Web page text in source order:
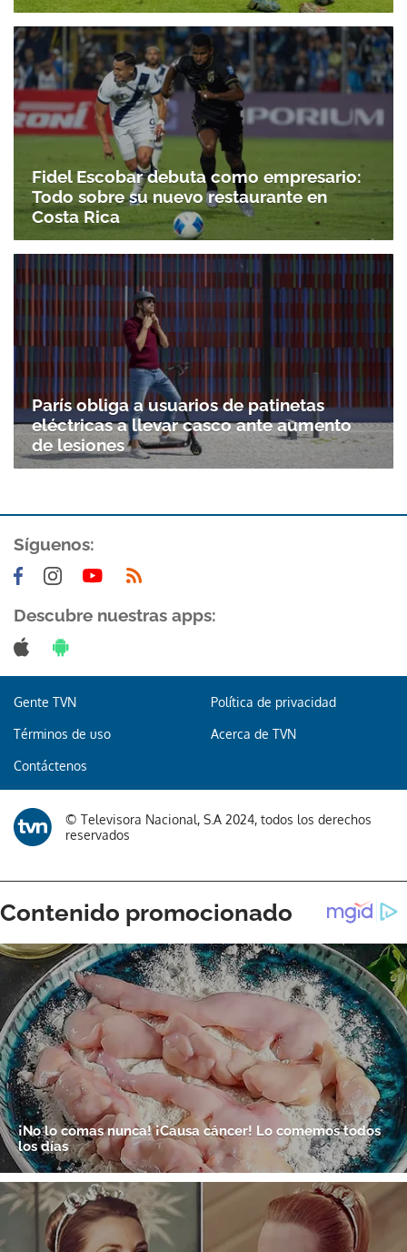
Gracias por suscribirte a nuestro boletín.
ACEPTAR
Fidel Escobar debuta como empresario:
Todo sobre su nuevo restaurante en
Costa Rica
París obliga a usuarios de patinetas
eléctricas a llevar casco ante aumento
de lesiones
Síguenos:
Descubre nuestras apps:
Gente TVN Política de privacidad
Términos de uso Acerca de TVN
Contáctenos
© Televisora Nacional, S.A 2024, todos los derechos
reservados